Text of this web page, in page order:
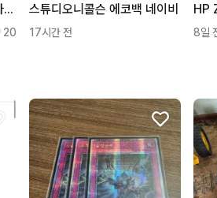
다꾸일괄처분(마이멜로디,마멜,키티,산리오,필통,파우치,씰스티커,마테
20
스튜디오니콜슨 에코백 네이비
17시간 전 8일